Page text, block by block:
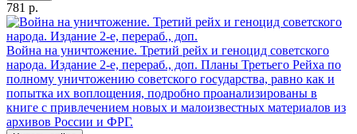
781 р.
Война на уничтожение. Третий рейх и геноцид советского
народа. Издание 2-е, перераб., доп. Планы Третьего Рейха по
полному уничтожению советского государства, равно как и
попытка их воплощения, подробно проанализированы в
книге с привлечением новых и малоизвестных материалов из
архивов России и ФРГ.